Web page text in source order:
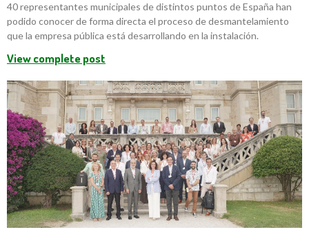
40 representantes municipales de distintos puntos de España han
podido conocer de forma directa el proceso de desmantelamiento
que la empresa pública está desarrollando en la instalación.
View complete post